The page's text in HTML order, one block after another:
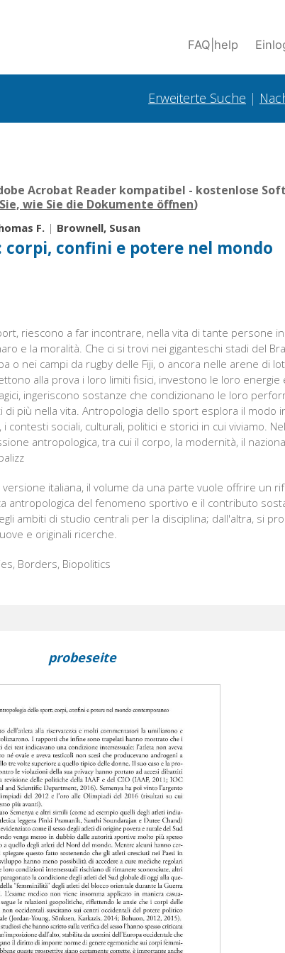
FAQ help
Erweiterte Suche |
Acrobat Reader kompatibel - kostenlose
wie Sie die Dokumente öffnen)
F. | Brownell, Susan
confini e potere nel mondo
riescono a far incontrare, nella vita di tante persone
e la moralità. Che ci si trovi nei giganteschi stadi del
o nei campi da rugby delle Fiji, o ancora nelle arene di
alla prova i loro limiti fisici, investono le loro energie
ingeriscono sostanze che condizionano le loro
più nella vita. Antropologia dello sport esplora il modo
contesti sociali, culturali, politici e storici in cui viviamo.
antropologica, tra cui il corpo, la modernità, il
italiana, il volume da una parte vuole offrire un
antropologica del fenomeno sportivo e il contributo
ambiti di studio centrali per la disciplina; dall'altra, si
e originali ricerche.
Borders, Biopolitics
probeseite